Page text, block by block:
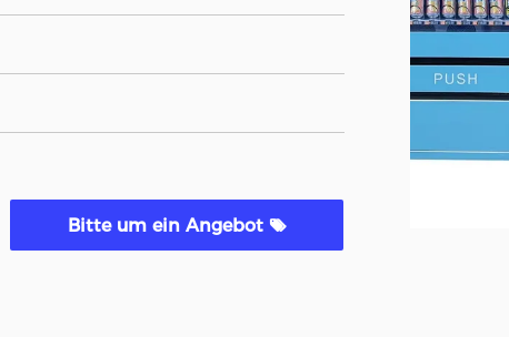
Bitte um ein Angebot